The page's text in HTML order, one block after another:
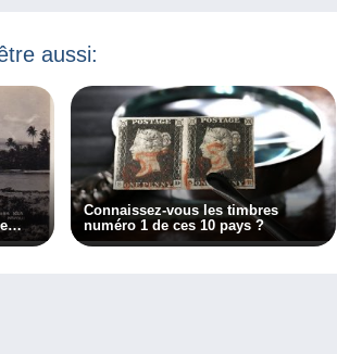
aussi:
Connaissez-vous les timbres
numéro 1 de ces 10 pays ?